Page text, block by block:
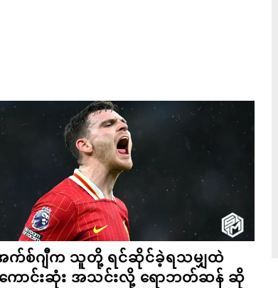
က်စ်ဂျီက သူတို့ ရင်ဆိုင်ခဲ့ရသမျှထဲ
ောင်းဆုံး အသင်းလို့ ရောဘတ်ဆန် ဆို